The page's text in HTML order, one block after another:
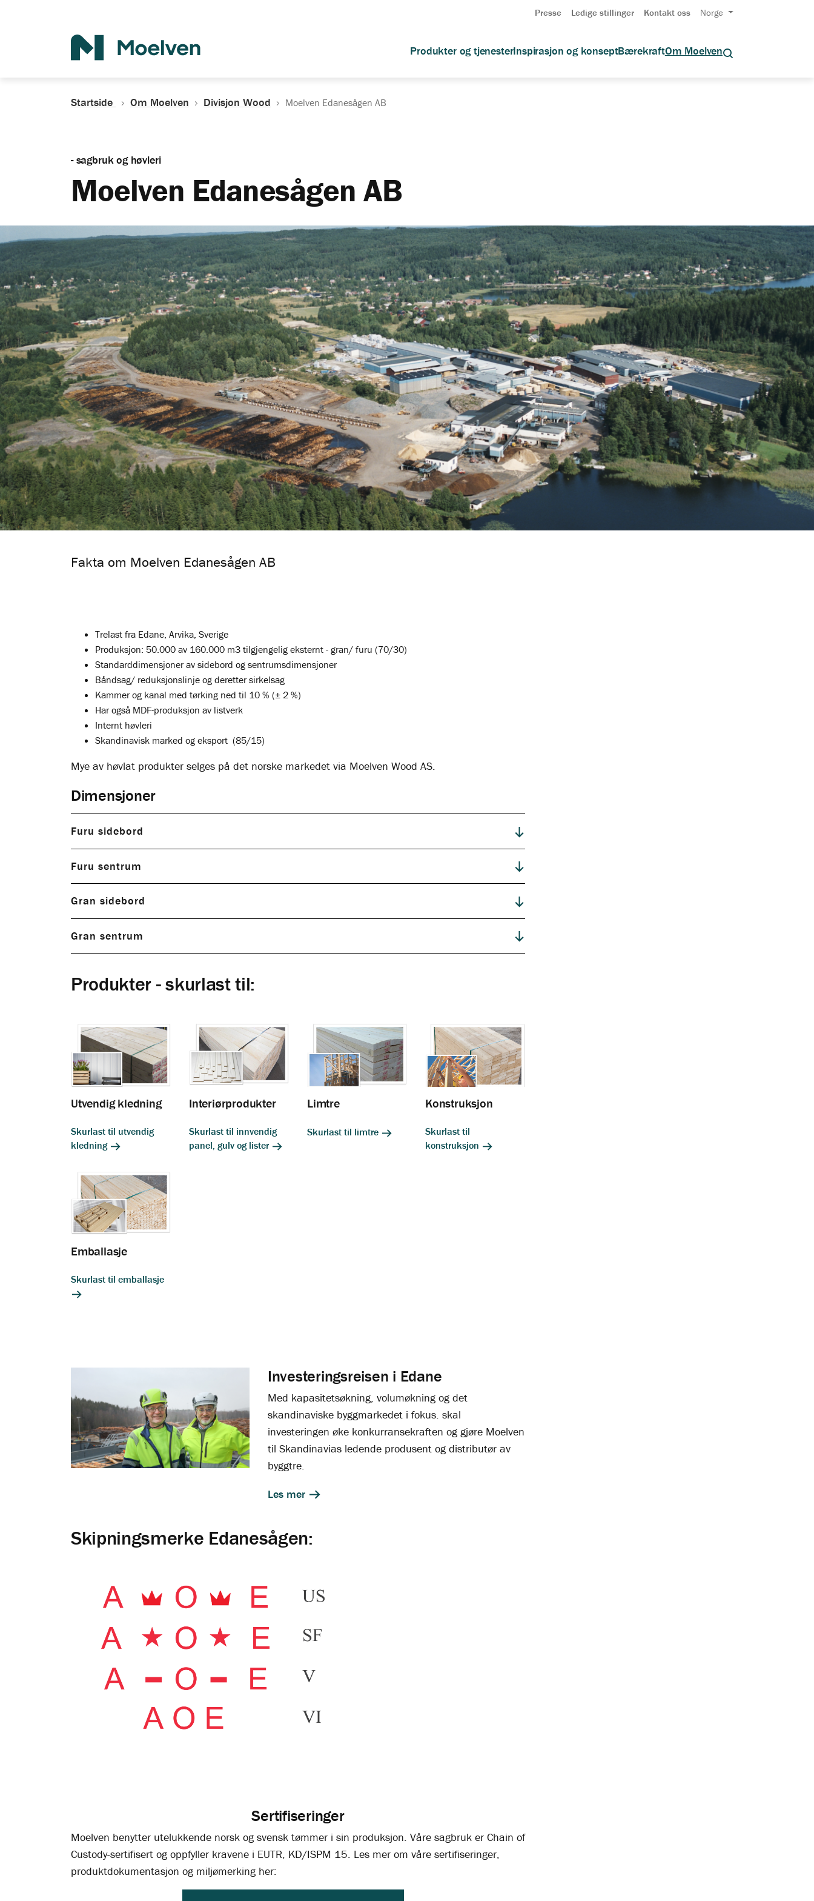
Presse Ledige stillinger Kontakt oss Norge
Produkter og tjenesterInspirasjon og konseptBærekraftOm Moelven
Startside Om Moelven Divisjon Wood Moelven Edanesågen AB
- sagbruk og høvleri
Moelven Edanesågen AB
Fakta om Moelven Edanesågen AB
Trelast fra Edane, Arvika, Sverige
Produksjon: 50.000 av 160.000 m3 tilgjengelig eksternt - gran/ furu (70/30)
Standarddimensjoner av sidebord og sentrumsdimensjoner
Båndsag/ reduksjonslinje og deretter sirkelsag
Kammer og kanal med tørking ned til 10 % (± 2 %)
Har også MDF-produksjon av listverk
Internt høvleri
Skandinavisk marked og eksport (85/15)
Mye av høvlat produkter selges på det norske markedet via Moelven Wood AS.
Dimensjoner
Furu sidebord
Furu sentrum
Gran sidebord
Gran sentrum
Produkter - skurlast til:
Utvendig kledning
Skurlast til utvendig
kledning
Interiørprodukter
Skurlast til innvendig
panel, gulv og lister
Limtre
Skurlast til limtre
Konstruksjon
Skurlast til
konstruksjon
Emballasje
Skurlast til emballasje
Investeringsreisen i Edane
Med kapasitetsøkning, volumøkning og det
skandinaviske byggmarkedet i fokus. skal
investeringen øke konkurransekraften og gjøre Moelven
til Skandinavias ledende produsent og distributør av
byggtre.
Les mer
Skipningsmerke Edanesågen:
Sertifiseringer
Moelven benytter utelukkende norsk og svensk tømmer i sin produksjon. Våre sagbruk er Chain of
Custody-sertifisert og oppfyller kravene i EUTR, KD/ISPM 15. Les mer om våre sertifiseringer,
produktdokumentasjon og miljømerking her: